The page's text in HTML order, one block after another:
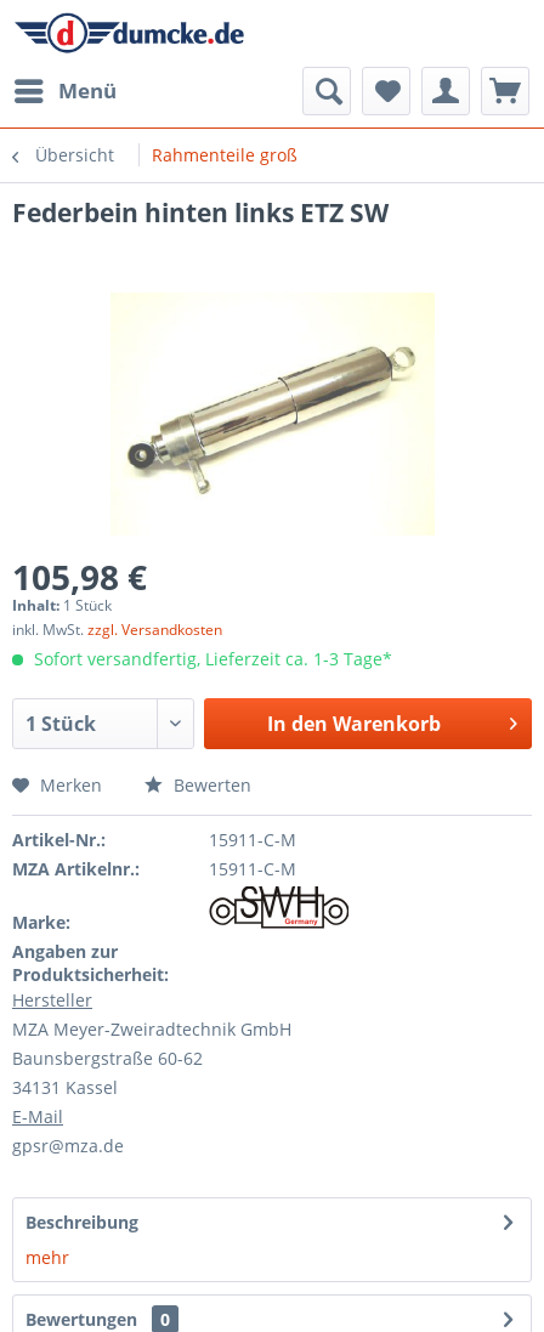
Menü
Übersicht Rahmenteile groß
Federbein hinten links ETZ SW
105,98 €
Inhalt: 1 Stück
inkl. MwSt.zzgl. Versandkosten
Sofort versandfertig, Lieferzeit ca. 1-3 Tage*
In den Warenkorb
Merken Bewerten
Artikel-Nr.:
15911-C-M
MZA Artikelnr.:
15911-C-M
Marke:
Angaben zur
Produktsicherheit:
Hersteller
MZA Meyer-Zweiradtechnik GmbH
Baunsbergstraße 60-62
34131 Kassel
E-Mail
gpsr@mza.de
Beschreibung
mehr
Bewertungen
0